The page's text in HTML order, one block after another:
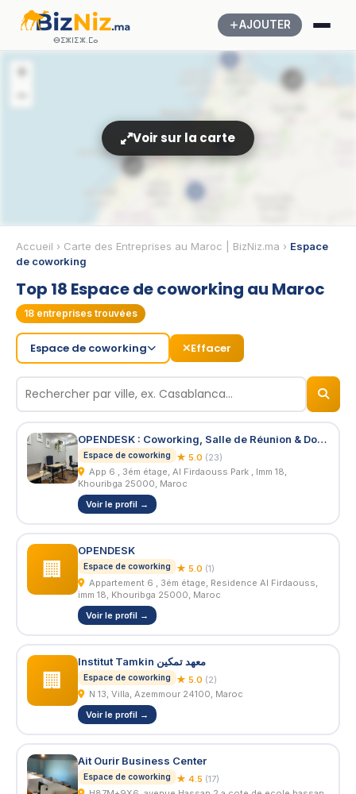
ⴱⵉⵣⵏⵉⵣ.ⵎⴰ
AJOUTER
Accueil › Carte des Entreprises au Maroc | BizNiz.ma › Espace
de coworking
Top 18 Espace de coworking au Maroc
18 entreprises trouvées
Espace de coworking Effacer
OPENDESK : Coworking, Salle de Réunion & Domiciliation
Espace de coworking ★ 5.0 (23)
Khouribga 25000, Maroc
Voir le profil →
🏢
OPENDESK
Espace de coworking ★ 5.0 (1)
imm 18, Khouribga 25000, Maroc
Voir le profil →
🏢
Institut Tamkin معهد تمكين
Espace de coworking ★ 5.0 (2)
N 13, Villa, Azemmour 24100, Maroc
Voir le profil →
Ait Ourir Business Center
Espace de coworking ★ 4.5 (17)
3
🛁
2
4
+
−
BizNiz.ma
Voir sur la carte